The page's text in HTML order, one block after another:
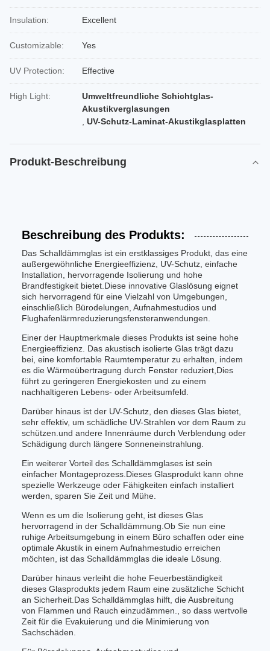
Insulation: Excellent
Customizable: Yes
UV Protection: Effective
High Light:
Umweltfreundliche Schichtglas-
Akustikverglasungen
UV-Schutz-Laminat-Akustikglasplatten
Produkt-Beschreibung
Beschreibung des Produkts:
Das Schalldämmglas ist ein erstklassiges Produkt, das eine
außergewöhnliche Energieeffizienz, UV-Schutz, einfache
Installation, hervorragende Isolierung und hohe
Brandfestigkeit bietet.Diese innovative Glaslösung eignet
sich hervorragend für eine Vielzahl von Umgebungen,
einschließlich Bürodelungen, Aufnahmestudios und
Flughafenlärmreduzierungsfensteranwendungen.
Einer der Hauptmerkmale dieses Produkts ist seine hohe
Energieeffizienz. Das akustisch isolierte Glas trägt dazu
bei, eine komfortable Raumtemperatur zu erhalten, indem
es die Wärmeübertragung durch Fenster reduziert,Dies
führt zu geringeren Energiekosten und zu einem
nachhaltigeren Lebens- oder Arbeitsumfeld.
Darüber hinaus ist der UV-Schutz, den dieses Glas bietet,
sehr effektiv, um schädliche UV-Strahlen vor dem Raum zu
schützen.und andere Innenräume durch Verblendung oder
Schädigung durch längere Sonneneinstrahlung.
Ein weiterer Vorteil des Schalldämmglases ist sein
einfacher Montageprozess.Dieses Glasprodukt kann ohne
spezielle Werkzeuge oder Fähigkeiten einfach installiert
werden, sparen Sie Zeit und Mühe.
Wenn es um die Isolierung geht, ist dieses Glas
hervorragend in der Schalldämmung.Ob Sie nun eine
ruhige Arbeitsumgebung in einem Büro schaffen oder eine
optimale Akustik in einem Aufnahmestudio erreichen
möchten, ist das Schalldämmglas die ideale Lösung.
Darüber hinaus verleiht die hohe Feuerbeständigkeit
dieses Glasprodukts jedem Raum eine zusätzliche Schicht
an Sicherheit.Das Schalldämmglas hilft, die Ausbreitung
von Flammen und Rauch einzudämmen., so dass wertvolle
Zeit für die Evakuierung und die Minimierung von
Sachschäden.